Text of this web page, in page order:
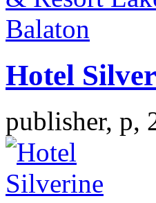
Hotel
publisher, p,